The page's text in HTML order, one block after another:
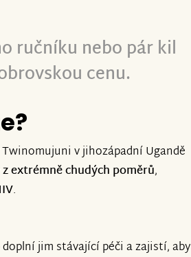
ručníku nebo pár kil
cenu.
v jihozápadní Ugandě
extrémně chudých poměrů,
.
jim stávající péči a zajistí, aby